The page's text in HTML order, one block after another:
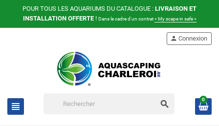
POUR TOUS LES AQUARIUMS DU CATALOGUE : LIVRAISON ET
INSTALLATION OFFERTE! Dans le cadre d'un contrat« My scape in safe »
view_headline search
person Connexion
0